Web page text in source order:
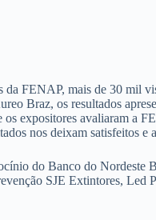
da FENAP, mais de 30 mil
Braz, os resultados
os expositores avaliaram a
nos deixam satisfeitos
do Banco do Nordeste
SJE Extintores, Led